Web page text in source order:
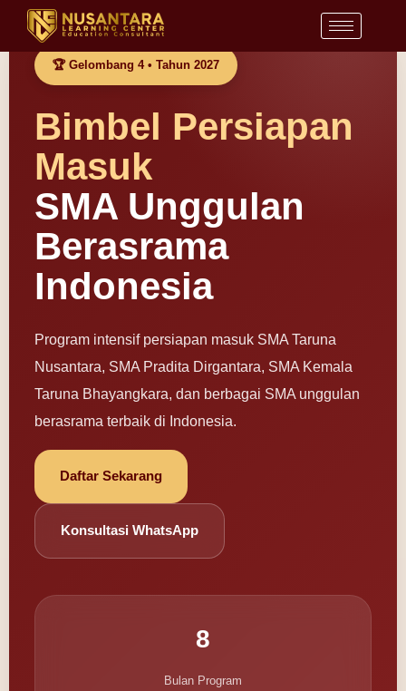
Lewati
konten
🏆 Gelombang 4 • Tahun 2027
Bimbel Persiapan
Masuk
SMA Unggulan
Berasrama
Indonesia
Program intensif persiapan masuk SMA Taruna
Nusantara, SMA Pradita Dirgantara, SMA Kemala
Taruna Bhayangkara, dan berbagai SMA unggulan
berasrama terbaik di Indonesia.
Daftar Sekarang
Konsultasi WhatsApp
8
Bulan Program